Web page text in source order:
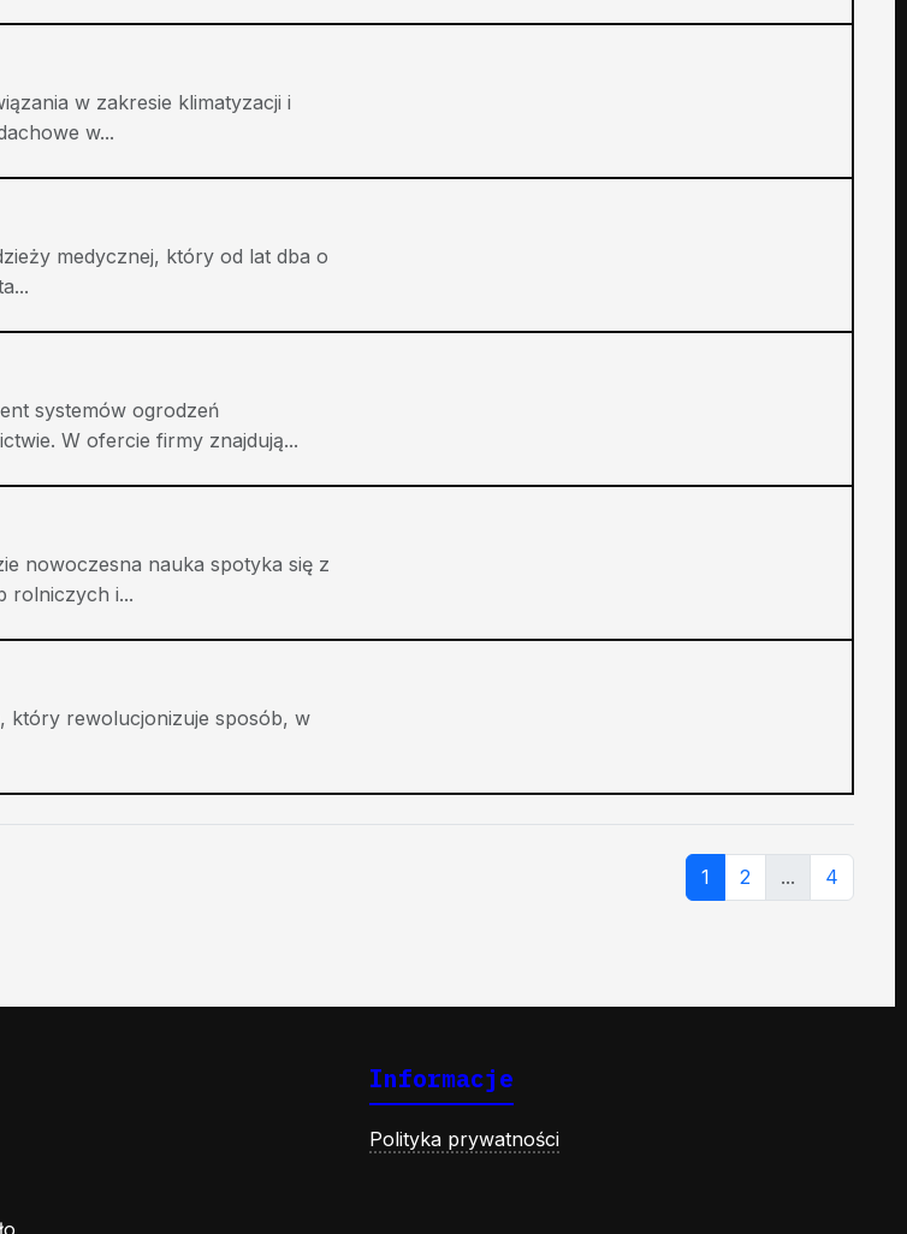
w zakresie klimatyzacji i
w...
medycznej, który od lat dba o
systemów ogrodzeń
W ofercie firmy znajdują...
nowoczesna nauka spotyka się z
rolniczych i...
który rewolucjonizuje sposób, w
1 2 ... 4
Informacje
Polityka prywatności